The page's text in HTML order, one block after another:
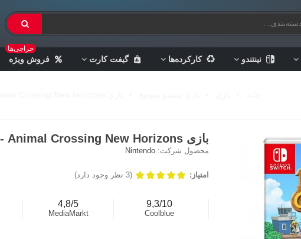
نینتندو کارکرده‌ها گیفت کارت فروش ویژه
حراجی‌ها
بازی Animal Crossing New Horizons - نینتندو سوئيچ
محصول شرکت: Nintendo
امتیاز: (3 نظر وجود دارد)
9,3/10
Coolblue
4,8/5
MediaMarkt